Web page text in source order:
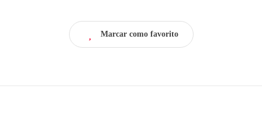
Marcar como favorito